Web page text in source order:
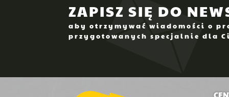
ZAPISZ SIĘ DO
aby otrzymywać wiadomości o
przygotowanych specjalnie dla